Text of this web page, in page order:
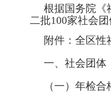
根据国务院《
二批100家社会
附件：全区性
一、社会团体
（一）年检合